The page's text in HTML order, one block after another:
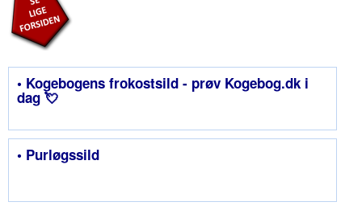
• Kogebogens frokostsild - prøv Kogebog.dk i
dag 💘
• Purløgssild